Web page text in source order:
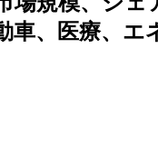
、医療、